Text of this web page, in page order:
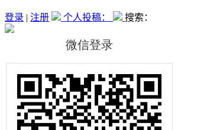
登录 | 注册 个人投稿： 搜索：